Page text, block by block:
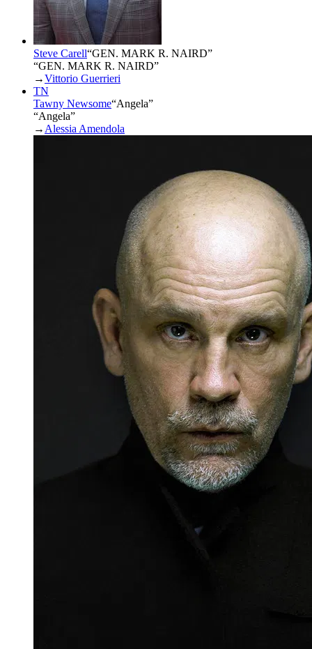
Steve Carell“GEN. MARK R. NAIRD”
“GEN. MARK R. NAIRD”
→Vittorio Guerrieri
TN
Tawny Newsome“Angela”
“Angela”
→ Alessia Amendola